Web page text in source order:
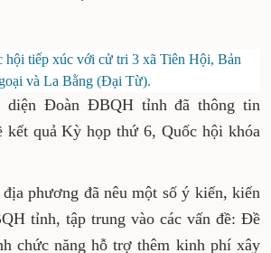
hội tiếp xúc với cử tri 3 xã Tiên Hội, Bản
và La Bằng (Đại Từ).
diện Đoàn ĐBQH tỉnh đã thông tin
quả Kỳ họp thứ 6, Quốc hội khóa
phương đã nêu một số ý kiến, kiến
tỉnh, tập trung vào các vấn đề: Đề
chức năng hỗ trợ thêm kinh phí xây